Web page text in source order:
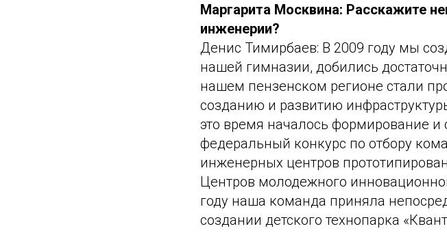
Маргарита Москвина: Расскажите
инженерии?
Денис Тимирбаев: В 2009 году мы
нашей гимназии, добились
нашем пензенском регионе стали
созданию и развитию
это время началось формирование
федеральный конкурс по отбору
инженерных центров
Центров молодежного
году наша команда приняла
создании детского технопарка